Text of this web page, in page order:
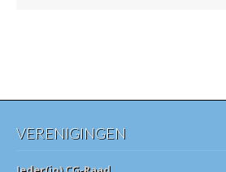
VERENIGINGEN